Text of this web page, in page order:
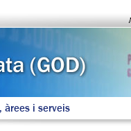
àrees i serveis